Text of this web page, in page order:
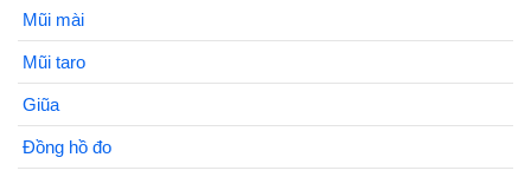
Mũi mài
Mũi taro
Giũa
Đồng hồ đo